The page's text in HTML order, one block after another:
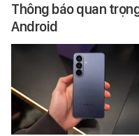
Thông báo quan
Android